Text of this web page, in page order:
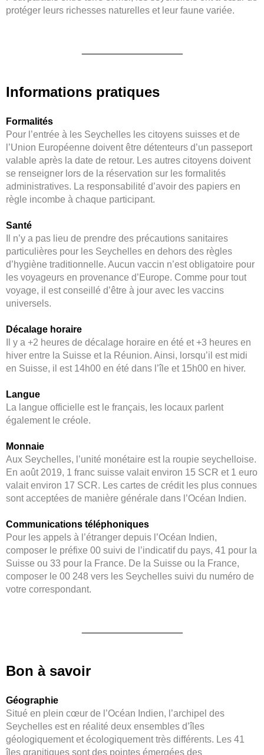
protéger leurs richesses naturelles et leur faune variée.
Informations pratiques
Formalités
Pour l’entrée à les Seychelles les citoyens suisses et de
l’Union Européenne doivent être détenteurs d’un passeport
valable après la date de retour. Les autres citoyens doivent
se renseigner lors de la réservation sur les formalités
administratives. La responsabilité d’avoir des papiers en
règle incombe à chaque participant.
Santé
Il n’y a pas lieu de prendre des précautions sanitaires
particulières pour les Seychelles en dehors des règles
d’hygiène traditionnelle. Aucun vaccin n’est obligatoire pour
les voyageurs en provenance d’Europe. Comme pour tout
voyage, il est conseillé d’être à jour avec les vaccins
universels.
Décalage horaire
Il y a +2 heures de décalage horaire en été et +3 heures en
hiver entre la Suisse et la Réunion. Ainsi, lorsqu’il est midi
en Suisse, il est 14h00 en été dans l’île et 15h00 en hiver.
Langue
La langue officielle est le français, les locaux parlent
également le créole.
Monnaie
Aux Seychelles, l’unité monétaire est la roupie seychelloise.
En août 2019, 1 franc suisse valait environ 15 SCR et 1 euro
valait environ 17 SCR. Les cartes de crédit les plus connues
sont acceptées de manière générale dans l’Océan Indien.
Communications téléphoniques
Pour les appels à l’étranger depuis l’Océan Indien,
composer le préfixe 00 suivi de l’indicatif du pays, 41 pour la
Suisse ou 33 pour la France. De la Suisse ou la France,
composer le 00 248 vers les Seychelles suivi du numéro de
votre correspondant.
Bon à savoir
Géographie
Situé en plein cœur de l’Océan Indien, l’archipel des
Seychelles est en réalité deux ensembles d’îles
géologiquement et écologiquement très différents. Les 41
îles granitiques sont des pointes émergées des